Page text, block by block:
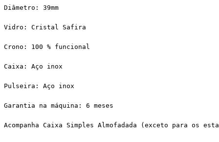
Diâmetro: 39mm
Vidro: Cristal Safira
Crono: 100 % funcional
Caixa: Aço inox
Pulseira: Aço inox
Garantia na máquina: 6 meses
Acompanha Caixa Simples Almofadada (exceto para os